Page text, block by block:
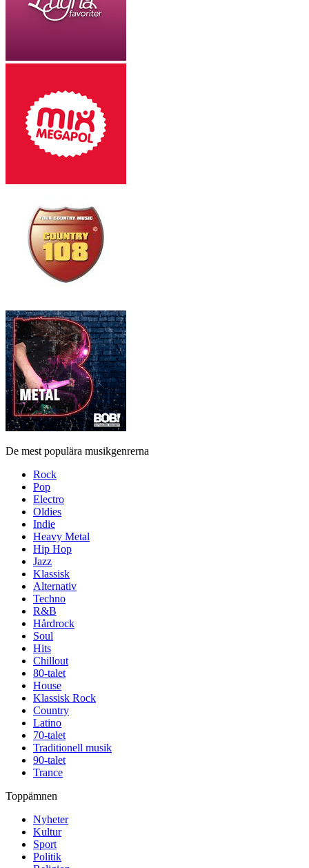
De mest populära musikgenrerna
Rock
Pop
Electro
Oldies
Indie
Heavy Metal
Hip Hop
Jazz
Klassisk
Alternativ
Techno
R&B
Hårdrock
Soul
Hits
Chillout
80-talet
House
Klassisk Rock
Country
Latino
70-talet
Traditionell musik
90-talet
Trance
Toppämnen
Nyheter
Kultur
Sport
Politik